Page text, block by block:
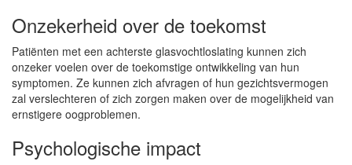
Onzekerheid over de toekomst
Patiënten met een achterste glasvochtloslating kunnen zich
onzeker voelen over de toekomstige ontwikkeling van hun
symptomen. Ze kunnen zich afvragen of hun gezichtsvermogen
zal verslechteren of zich zorgen maken over de mogelijkheid van
ernstigere oogproblemen.
Psychologische impact